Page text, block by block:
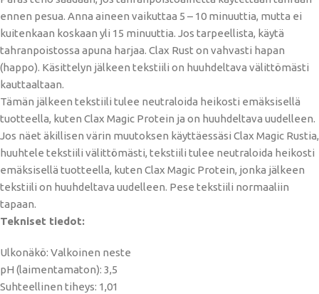
ennen pesua. Anna aineen vaikuttaa 5 – 10 minuuttia, mutta ei
kuitenkaan koskaan yli 15 minuuttia. Jos tarpeellista, käytä
tahranpoistossa apuna harjaa. Clax Rust on vahvasti hapan
(happo). Käsittelyn jälkeen tekstiili on huuhdeltava välittömästi
kauttaaltaan.
Tämän jälkeen tekstiili tulee neutraloida heikosti emäksisellä
tuotteella, kuten Clax Magic Protein ja on huuhdeltava uudelleen.
Jos näet äkillisen värin muutoksen käyttäessäsi Clax Magic Rustia,
huuhtele tekstiili välittömästi, tekstiili tulee neutraloida heikosti
emäksisellä tuotteella, kuten Clax Magic Protein, jonka jälkeen
tekstiili on huuhdeltava uudelleen. Pese tekstiili normaaliin
tapaan.
Tekniset tiedot:
Ulkonäkö: Valkoinen neste
pH (laimentamaton): 3,5
Suhteellinen tiheys: 1,01